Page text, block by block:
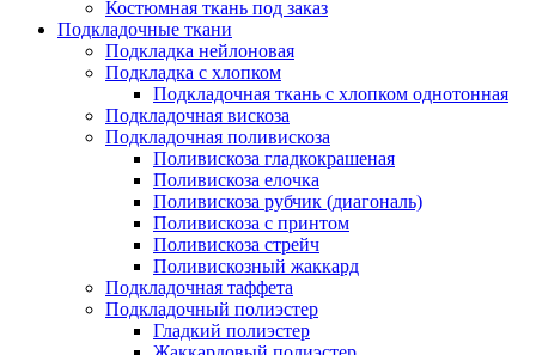
Костюмная ткань под заказ
Подкладочные ткани
Подкладка нейлоновая
Подкладка с хлопком
Подкладочная ткань с хлопком однотонная
Подкладочная вискоза
Подкладочная поливискоза
Поливискоза гладкокрашеная
Поливискоза елочка
Поливискоза рубчик (диагональ)
Поливискоза с принтом
Поливискоза стрейч
Поливискозный жаккард
Подкладочная таффета
Подкладочный полиэстер
Гладкий полиэстер